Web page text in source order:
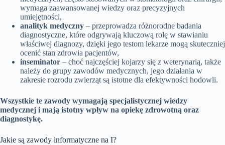
wymaga zaawansowanej wiedzy oraz precyzyjnych
umiejętności,
analityk medyczny – przeprowadza różnorodne badania
diagnostyczne, które odgrywają kluczową rolę w stawianiu
właściwej diagnozy, dzięki jego testom lekarze mogą skuteczniej
ocenić stan zdrowia pacjentów,
inseminator – choć najczęściej kojarzy się z weterynarią, także
należy do grupy zawodów medycznych, jego działania w
zakresie rozrodu zwierząt są istotne dla efektywności hodowli.
Wszystkie te zawody wymagają specjalistycznej wiedzy
medycznej i mają istotny wpływ na opiekę zdrowotną oraz
diagnostykę.
Jakie są zawody informatyczne na I?